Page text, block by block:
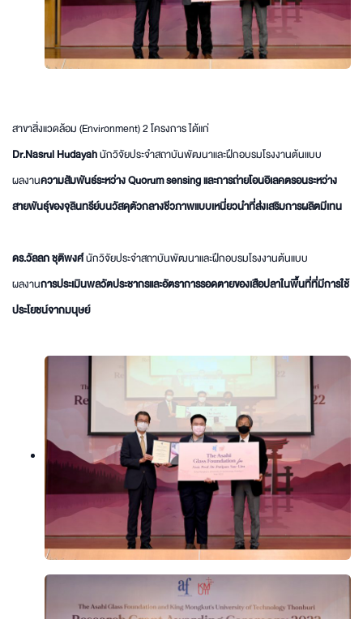
สาขาสิ่งแวดล้อม (Environment) 2 โครงการ ได้แก่
Dr.Nasrul Hudayahนักวิจัยประจำสถาบันพัฒนาและฝึกอบรมโรงงานต้นแบบ
ผลงานความสัมพันธ์ระหว่าง Quorum sensing และการถ่ายโอนอิเลคตรอนระหว่าง
สายพันธุ์ของจุลินทรีย์บนวัสดุตัวกลางชีวภาพแบบเหนี่ยวนำที่ส่งเสริมการผลิตมีเทน
ดร.วัลลภ ชุติพงศ์นักวิจัยประจำสถาบันพัฒนาและฝึกอบรมโรงงานต้นแบบ
ผลงานการประเมินพลวัตประชากรและอัตราการรอดตายของเสือปลาในพื้นที่ที่มีการใช้
ประโยชน์จากมนุษย์